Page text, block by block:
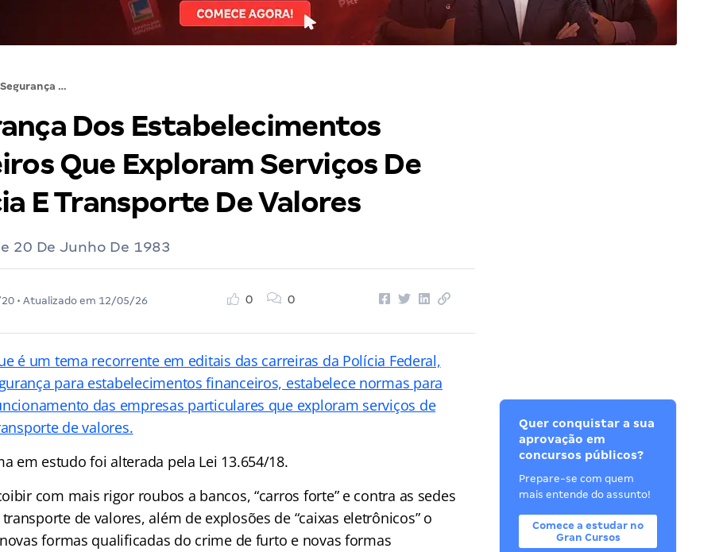
A Segurança Dos Estabelecimentos Financeiros Que Exploram Serviços De Vigilancia E Transporte De Valores
Dos Estabelecimentos
Que Exploram Serviços De
E Transporte De Valores
20 De Junho De 1983
• Atualizado em 12/05/26
0 0
é um tema recorrente em editais das carreiras da Polícia Federal,
para estabelecimentos financeiros, estabelece normas para
das empresas particulares que exploram serviços de
de valores.
em estudo foi alterada pela Lei 13.654/18.
com mais rigor roubos a bancos, “carros forte” e contra as sedes
de valores, além de explosões de “caixas eletrônicos” o
formas qualificadas do crime de furto e novas formas
Quer conquistar a sua
aprovação em
concursos públicos?
Prepare-se com quem
mais entende do assunto!
Comece a estudar no
Gran Cursos